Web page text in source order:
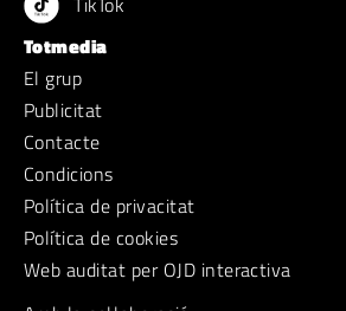
Totmedia
El grup
Publicitat
Contacte
Condicions
Política de privacitat
Política de cookies
Web auditat per OJD interactiva